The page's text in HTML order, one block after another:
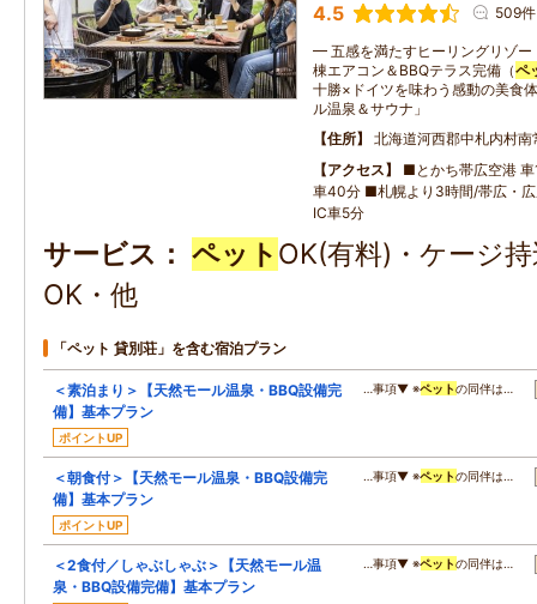
4.5 509件
━ 五感を満たすヒーリングリゾ
棟エアコン＆BBQテラス完備（ペ
十勝×ドイツを味わう感動の美食
ル温泉＆サウナ」
住所
北海道河西郡中札内村南
アクセス
■とかち帯広空港
車40分 ■札幌より3時間/帯広・
IC車5分
サービス ペット OK(有料)・ケージ
OK・他
「ペット 貸別荘」を含む宿泊プラン
＜素泊まり＞【天然モール温泉・BBQ設備完
備】基本プラン
ポイントUP
…事項▼ ※ペットの同伴は…
＜朝食付＞【天然モール温泉・BBQ設備完
備】基本プラン
ポイントUP
…事項▼ ※ペットの同伴は…
＜2食付／しゃぶしゃぶ＞【天然モール温
泉・BBQ設備完備】基本プラン
…事項▼ ※ペットの同伴は…